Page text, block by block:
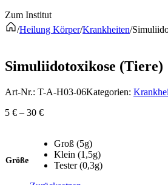
Zum Institut
/Heilung Körper/Krankheiten/
Simuliidotoxikose (Tiere)
Art-Nr.: T-A-H03-06Kategorien:
5 € – 30 €
Größe
Groß (5g)
Klein (1,5g)
Tester (0,3g)